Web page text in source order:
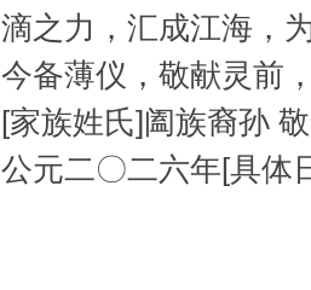
滴之力，汇成江海，
今备薄仪，敬献灵前
[家族姓氏]阖族裔孙
公元二〇二六年[具体